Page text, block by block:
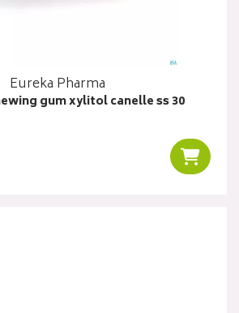
Eureka Pharma
gum xylitol canelle ss 30